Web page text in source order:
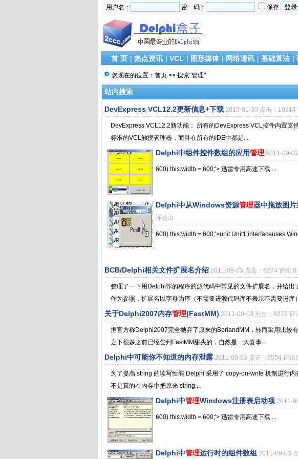
用户名： 密 码： 保存
首 页 | 热点资讯 | VCL | 图形媒体 | 网络通讯 | 基础算法 |
您现在的位置： 首页 >> 搜索"管理"
站内搜索
DevExpress VCL12.2更新信息+下载 2013-01-30 点击：10314
DevExpress VCL12.2新功能： 所有的DevExpress VCL控件内置支
标准的VCL触摸管理器，而且在所有的IDE中都是...
Delphi中组件控件数组的应用管理 2011-09-
600) this.width = 600;'> 迅雷专用高速下载 ...
Delphi中从Windows资源管理器中拖放图
评论:0
600) this.width = 600;'>unit Unit1;interfaceuses
BCB/Delphi相关文件扩展名介绍 2011-09-03 点击：6274 评论:0
整理了一下用Delphi作的程序的源代码中常见的文件扩展名，并给
作为参照，扩展名以字母为序（不需要进源代码库不表示不需要进库
关于Delphi2007内存管理(FastMM) 2011-09-03 点击：6272 评
据官方称Delphi2007完全抛弃了原来的BorlandMM，转而采用比较
之下很多之前已经尝到FastMM甜头的，自然是一大喜事...
Delphi中可能你不知道的内存泄露 2011-09-03 点击：9554 评论
为了提高 string 的读写性能 Delphi 采用了 copy-on-write 机制进行
不是真的在内存中把原来 string...
Delphi中管理Windows注册表启动项 2011-
600) this.width = 600;'> 迅雷专用高速下载 ...
Delphi中管理运行时的组件数组 2011-09-03